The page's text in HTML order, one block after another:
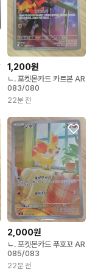
1,200원
ㄴ. 포켓몬카드 카르본 AR
083/080
22분 전
2,000원
ㄴ. 포켓몬카드 푸호꼬 AR
085/083
22분 전